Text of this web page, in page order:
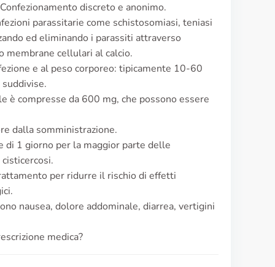
discreto e anonimo.
parassitarie come schistosomiasi, teniasi
ed eliminando i parassiti attraverso
membrane cellulari al calcio.
e al peso corporeo: tipicamente 10-60
è compresse da 600 mg, che possono essere
dalla somministrazione.
di 1 giorno per la maggior parte delle
per ridurre il rischio di effetti
nausea, dolore addominale, diarrea, vertigini
medica?